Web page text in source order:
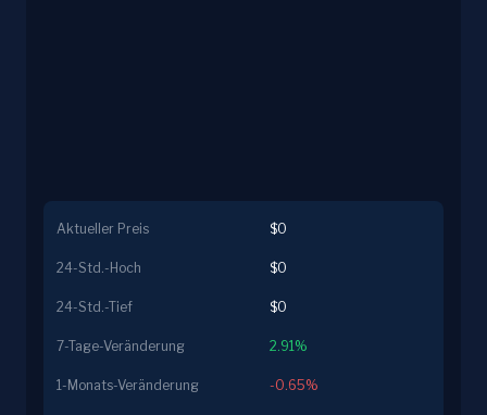
Aktueller Preis $0
24-Std.-Hoch $0
24-Std.-Tief $0
7-Tage-Veränderung 2.91%
1-Monats-Veränderung -0.65%